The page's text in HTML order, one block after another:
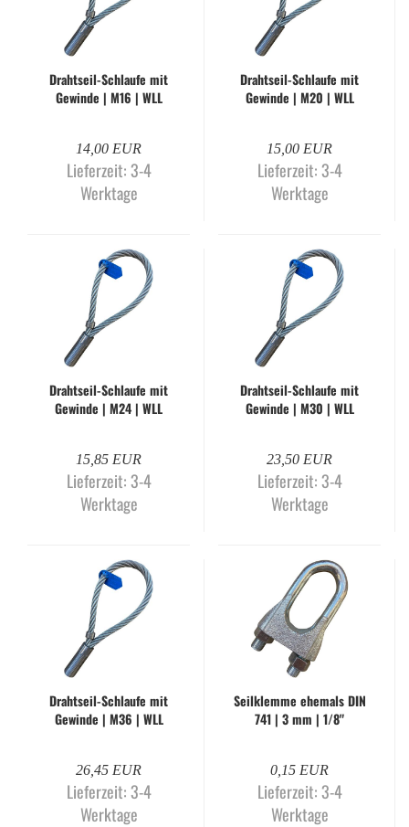
Drahtseil-​​Schlau­fe mit
Ge­win­de | M16 | WLL
14,00 EUR
Lieferzeit:3-4
Werktage
Drahtseil-​​Schlau­fe mit
Ge­win­de | M20 | WLL
15,00 EUR
Lieferzeit:3-4
Werktage
Drahtseil-​​Schlau­fe mit
Ge­win­de | M24 | WLL
15,85 EUR
Lieferzeit:3-4
Werktage
Drahtseil-​​Schlau­fe mit
Ge­win­de | M30 | WLL
23,50 EUR
Lieferzeit:3-4
Werktage
Drahtseil-​​Schlau­fe mit
Ge­win­de | M36 | WLL
26,45 EUR
Lieferzeit:3-4
Werktage
Seil­klem­me ehe­mals DIN
741 | 3 mm | 1/8"
0,15 EUR
Lieferzeit:3-4
Werktage